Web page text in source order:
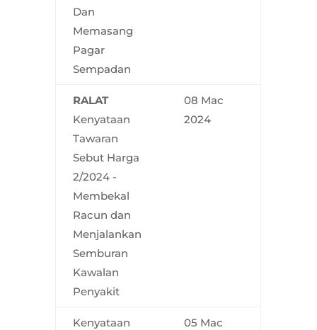
Dan
Memasang
Pagar
Sempadan
RALAT
Kenyataan
Tawaran
Sebut Harga
2/2024 -
Membekal
Racun dan
Menjalankan
Semburan
Kawalan
Penyakit
08 Mac
2024
Kenyataan
05 Mac